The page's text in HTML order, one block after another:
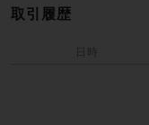
取引履歴
日時